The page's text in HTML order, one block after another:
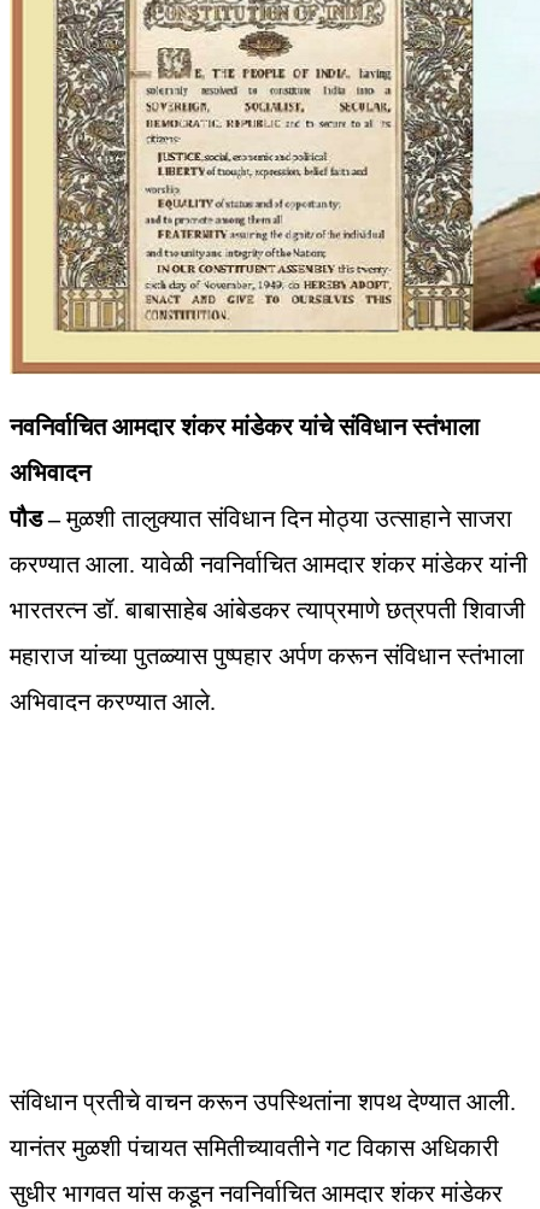
नवनिर्वाचित आमदार शंकर मांडेकर यांचे संविधान स्तंभाला
अभिवादन
पौड –मुळशी तालुक्यात संविधान दिन मोठ्या उत्साहाने साजरा
करण्यात आला. यावेळी नवनिर्वाचित आमदार शंकर मांडेकर यांनी
भारतरत्न डॉ. बाबासाहेब आंबेडकर त्याप्रमाणे छत्रपती शिवाजी
महाराज यांच्या पुतळ्यास पुष्पहार अर्पण करून संविधान स्तंभाला
अभिवादन करण्यात आले.
संविधान प्रतीचे वाचन करून उपस्थितांना शपथ देण्यात आली.
यानंतर मुळशी पंचायत समितीच्यावतीने गट विकास अधिकारी
सुधीर भागवत यांस कडून नवनिर्वाचित आमदार शंकर मांडेकर